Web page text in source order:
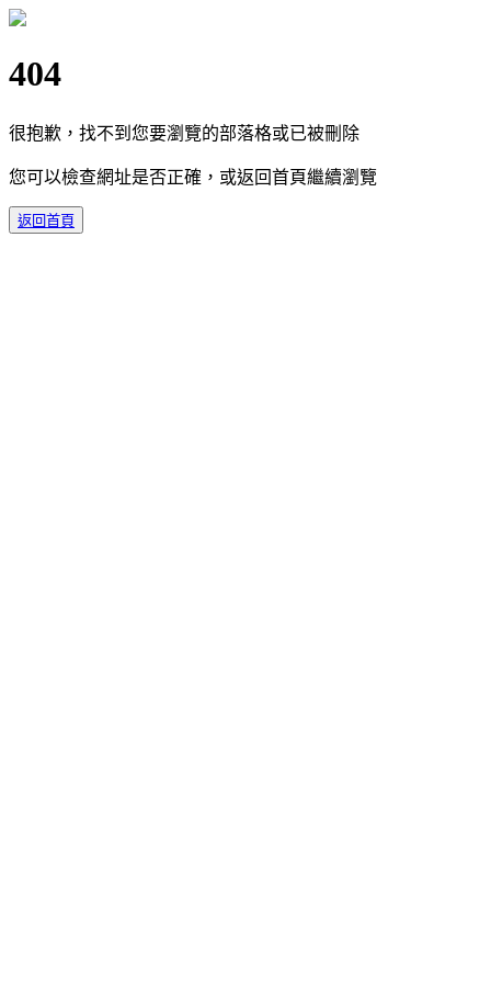
404
很抱歉，找不到您要瀏覽的部落格或已被刪除
您可以檢查網址是否正確，或返回首頁繼續瀏覽
返回首頁